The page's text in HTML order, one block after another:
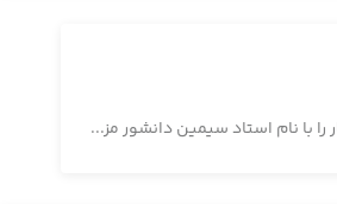
را با نام استاد سیمین دانشور مز...